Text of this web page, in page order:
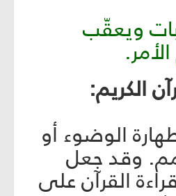
ويعقّب
الكريم:
الوضوء أو
وقد جعل
القرآن على